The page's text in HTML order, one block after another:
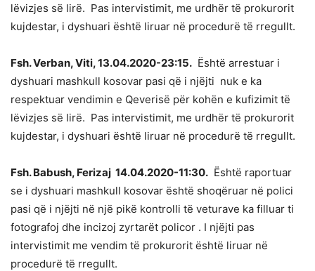
lëvizjes së lirë. Pas intervistimit, me urdhër të prokurorit
kujdestar, i dyshuari është liruar në procedurë të rregullt.
Fsh. Verban, Viti, 13.04.2020-23:15. Është arrestuar i
dyshuari mashkull kosovar pasi që i njëjti nuk e ka
respektuar vendimin e Qeverisë për kohën e kufizimit të
lëvizjes së lirë. Pas intervistimit, me urdhër të prokurorit
kujdestar, i dyshuari është liruar në procedurë të rregullt.
Fsh. Babush, Ferizaj 14.04.2020-11:30. Është raportuar
se i dyshuari mashkull kosovar është shoqëruar në polici
pasi që i njëjti në një pikë kontrolli të veturave ka filluar ti
fotografoj dhe incizoj zyrtarët policor . I njëjti pas
intervistimit me vendim të prokurorit është liruar në
procedurë të rregullt.